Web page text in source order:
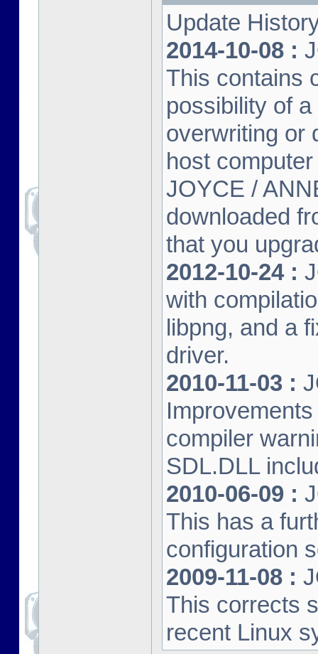
Update
2014-10-08 :
This contains
possibility of
overwriting or
host
JOYCE /
downloaded
that you
2012-10-24 :
with
libpng, and a
driver.
2010-11-03 :
compiler
SDL.DLL
2010-06-09 :
This has a
configuration
2009-11-08 :
This corrects
recent Linux